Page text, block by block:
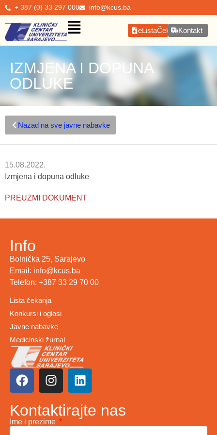
+ 387 (0) 33 297 000 info@kcus.ba
eListaČekanjaKontakt
IZMJENA I DOPUNA
ODLUKE
Nazad na sve javne nabavke
15.08.2022.
Izmjena i dopuna odluke
PREUZMI DOKUMENT
Info
Bolnička 25, Sarajevo
Email: info@kcus.ba
Telefon: +387 33 29 70 00
Lista čekanja
Konkursi i oglasi
Javne nabavke
Medicinski žurnal
Kontaktirajte nas
Ime i prezime